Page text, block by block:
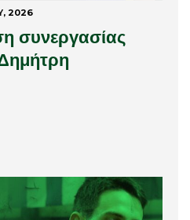
2026
συνεργασίας